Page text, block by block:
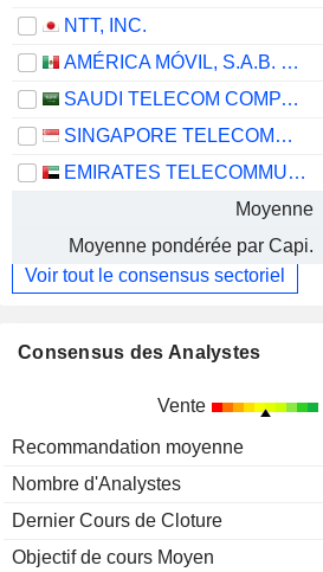
NTT, INC.
AMÉRICA MÓVIL, S.A.B. DE C.V.
SAUDI TELECOM COMPANY
SINGAPORE TELECOMMUNICATIONS LIMITED
EMIRATES TELECOMMUNICATIONS GROUP COMPANY
Moyenne
Moyenne pondérée par Capi.
Voir tout le consensus sectoriel
Consensus des Analystes
Vente
Recommandation moyenne
Nombre d'Analystes
Dernier Cours de Cloture
Objectif de cours Moyen